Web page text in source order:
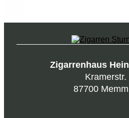
Zigarrenhaus
Kramerstr.
87700